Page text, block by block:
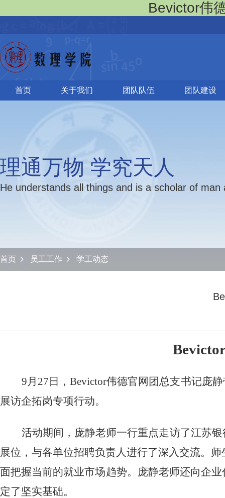
Bevictor伟
首页 关于我们 团队队伍 团队建设
理通万物 学究天人
He understands all things and is a scholar of man
首页 员工工作 学工动态
9月 27 日，Bevictor伟德官网团总支书记庞
展访企拓岗专项行动。
活动期间，庞静老师一行重点走访了江苏
展位，与各单位招聘负责人进行了深入交流。
面把握当前的就业市场趋势。庞静老师还向企
定了坚实基础。